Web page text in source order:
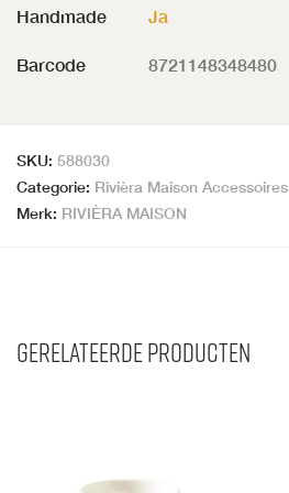
Handmade Ja
Barcode 8721148348480
SKU: 588030
Categorie: Rivièra Maison Accessoires
Merk: RIVIÈRA MAISON
Gerelateerde producten